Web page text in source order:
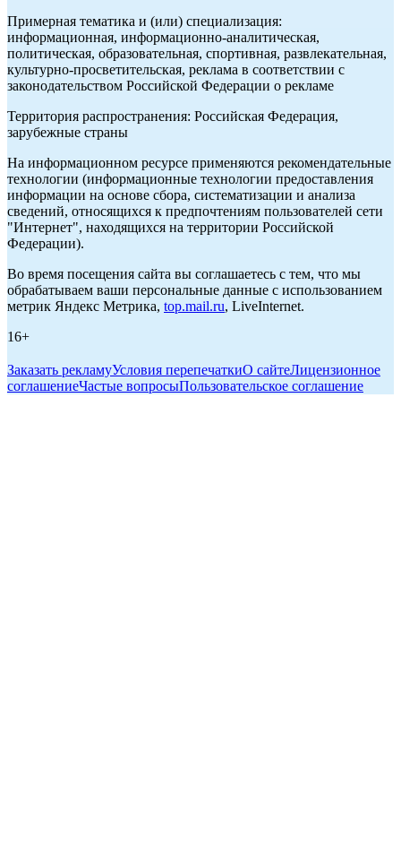
Примерная тематика и (или) специализация:
информационная, информационно-аналитическая,
политическая, образовательная, спортивная, развлекательная,
культурно-просветительская, реклама в соответствии с
законодательством Российской Федерации о рекламе
Территория распространения: Российская Федерация,
зарубежные страны
На информационном ресурсе применяются рекомендательные
технологии (информационные технологии предоставления
информации на основе сбора, систематизации и анализа
сведений, относящихся к предпочтениям пользователей сети
"Интернет", находящихся на территории Российской
Федерации).
Во время посещения сайта вы соглашаетесь с тем, что мы
обрабатываем ваши персональные данные с использованием
метрик Яндекс Метрика, top.mail.ru, LiveInternet.
16+
Заказать рекламуУсловия перепечаткиО сайтеЛицензионное
соглашениеЧастые вопросыПользовательское соглашение